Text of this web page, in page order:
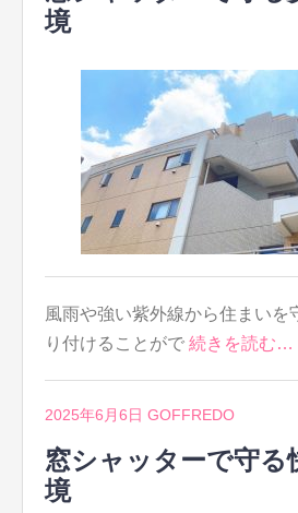
境
風雨や強い紫外線から住まいを
り付けることがで 続きを読む…
2025年6月6日 GOFFREDO
窓シャッターで守る
境